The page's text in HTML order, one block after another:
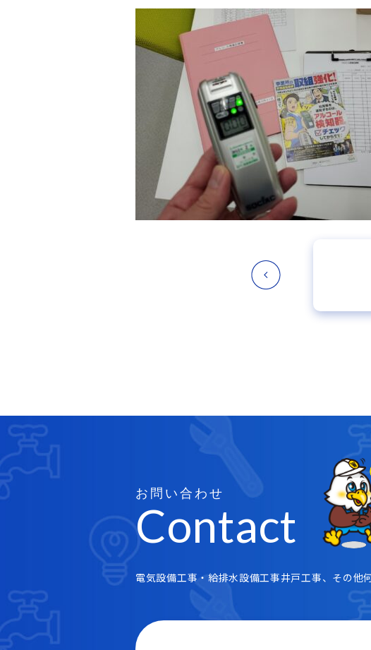
お問い合わせ
Contact
電気設備工事・給排水設備工事井戸工事、その他